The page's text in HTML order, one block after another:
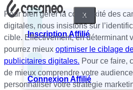
X
Inscription Affilié
Connexion Affilié
Pour bien gérer la complexité des
digitales, nous insistons sur
cible. Effectivement, en déterminant
pourrez mieux optimiser le ciblage
publicitaires digitales. Pour ce faire,
de mieux comprendre votre
personnaliser votre stratégie